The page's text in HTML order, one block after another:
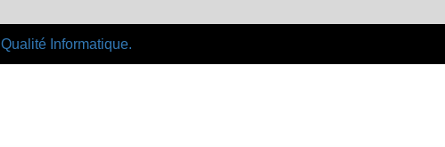
Qualité Informatique.